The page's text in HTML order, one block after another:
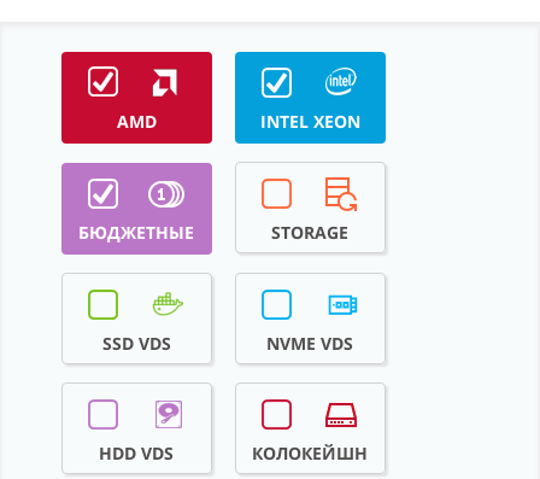
Поддержка
О компании
AMD INTEL XEON
БЮДЖЕТНЫЕ STORAGE
SSD VDS NVME VDS
HDD VDS КОЛОКЕЙШН